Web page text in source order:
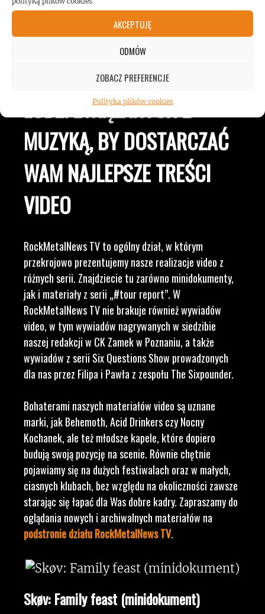
AKCEPTUJĘ
ODMÓW
ZOBACZ PREFERENCJE
Polityka plików cookies
JESTEŚMY BLISKO
ZESPOŁÓW, KONCERTÓW I
LUDZI ZWIĄZANYCH Z
MUZYKĄ, BY DOSTARCZAĆ
WAM NAJLEPSZE TREŚCI
VIDEO
RockMetalNews TV to ogólny dział, w którym
przekrojowo prezentujemy nasze realizacje video z
różnych serii. Znajdziecie tu zarówno minidokumenty,
jak i materiały z serii „#tour report”. W
RockMetalNews TV nie brakuje również wywiadów
video, w tym wywiadów nagrywanych w siedzibie
naszej redakcji w CK Zamek w Poznaniu, a także
wywiadów z serii Six Questions Show prowadzonych
dla nas przez Filipa i Pawła z zespołu The Sixpounder.
Bohaterami naszych materiałów video są uznane
marki, jak Behemoth, Acid Drinkers czy Nocny
Kochanek, ale też młodsze kapele, które dopiero
budują swoją pozycję na scenie. Równie chętnie
pojawiamy się na dużych festiwalach oraz w małych,
ciasnych klubach, bez względu na okoliczności zawsze
starając się łapać dla Was dobre kadry. Zapraszamy do
oglądania nowych i archiwalnych materiałów na
podstronie działu RockMetalNews TV.
Skøv: Family feast (minidokument)